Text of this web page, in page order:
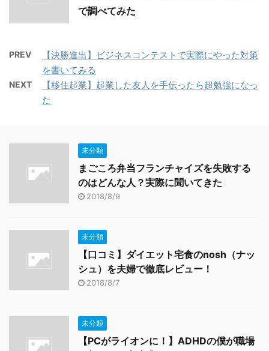
で調べてみた
PREV
【決勝進出】ビジネスコンテストで実際にやった対策
を書いてみる
NEXT
【移住起業】起業した友人を手伝ったら超勉強になっ
た
未分類
まごころ弁当フランチャイズを失敗する
のはどんな人？実際に聞いてきた
2018/8/9
未分類
【口コミ】ダイエット宅食のnosh（ナッ
シュ）を夫婦で徹底レビュー！
2018/8/7
未分類
【PCがライオンに！】ADHDの僕が職場